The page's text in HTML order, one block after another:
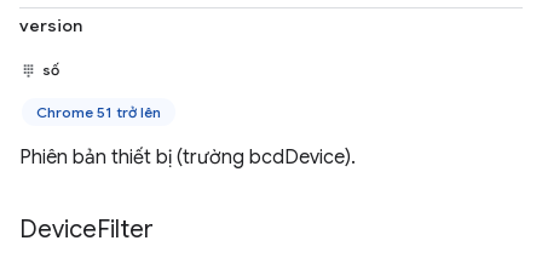
version
số
Chrome 51 trở lên
Phiên bản thiết bị (trường bcdDevice).
DeviceFilter